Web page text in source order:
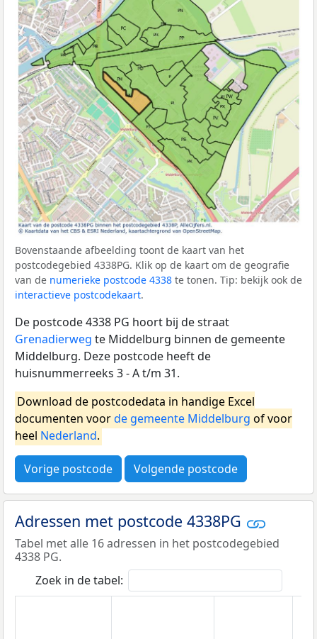
Bovenstaande afbeelding toont de kaart van het
postcodegebied 4338PG. Klik op de kaart om de geografie
van de numerieke postcode 4338 te tonen. Tip: bekijk ook de
interactieve postcodekaart.
De postcode 4338 PG hoort bij de straat
Grenadierweg te Middelburg binnen de gemeente
Middelburg. Deze postcode heeft de
huisnummerreeks 3 - A t/m 31.
Download de postcodedata in handige Excel
documenten voorde gemeente Middelburg of voor
heel Nederland.
Vorige postcode Volgende postcode
Adressen met postcode 4338PG
Tabel met alle 16 adressen in het postcodegebied
4338 PG.
Zoek in de tabel: